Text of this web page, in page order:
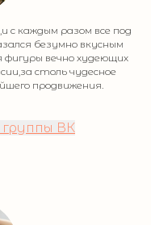
с каждым разом все под
безумно вкусным
фигуры вечно худеющих
столь чудесное
продвижения.
ВК